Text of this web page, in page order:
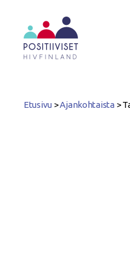
Etusivu >Ajankohtaista >